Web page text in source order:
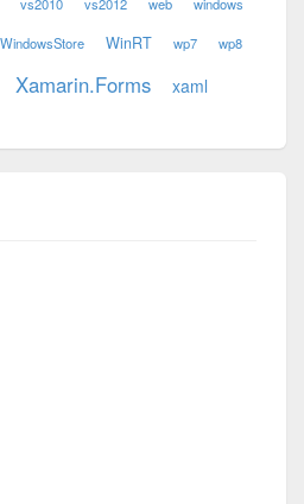
WindowsStore WinRT wp7 wp8
Xamarin.Forms xaml